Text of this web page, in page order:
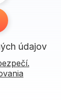
údajov